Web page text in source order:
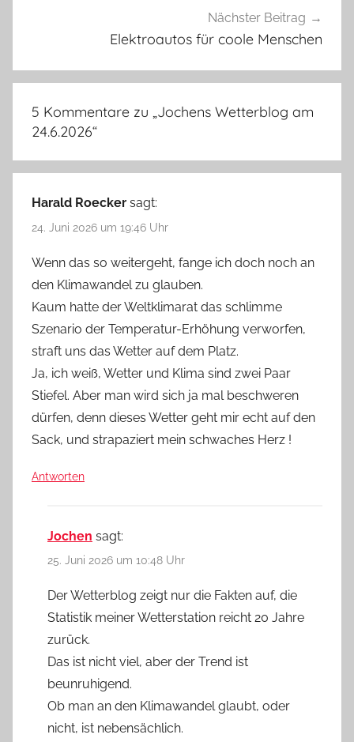
Nächster Beitrag
Elektroautos für coole Menschen
5 Kommentare zu „Jochens Wetterblog am
24.6.2026“
Harald Roecker sagt:
24. Juni 2026 um 19:46 Uhr
Wenn das so weitergeht, fange ich doch noch an
den Klimawandel zu glauben.
Kaum hatte der Weltklimarat das schlimme
Szenario der Temperatur-Erhöhung verworfen,
straft uns das Wetter auf dem Platz.
Ja, ich weiß, Wetter und Klima sind zwei Paar
Stiefel. Aber man wird sich ja mal beschweren
dürfen, denn dieses Wetter geht mir echt auf den
Sack, und strapaziert mein schwaches Herz !
Antworten
Jochen sagt:
25. Juni 2026 um 10:48 Uhr
Der Wetterblog zeigt nur die Fakten auf, die
Statistik meiner Wetterstation reicht 20 Jahre
zurück.
Das ist nicht viel, aber der Trend ist
beunruhigend.
Ob man an den Klimawandel glaubt, oder
nicht, ist nebensächlich.